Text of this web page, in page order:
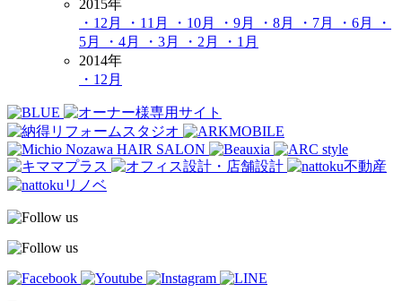
2015年
・12月
・11月 ・10月 ・9月 ・8月 ・7月 ・6月
・
5月
・4月 ・3月 ・2月
・1月
2014年
・12月